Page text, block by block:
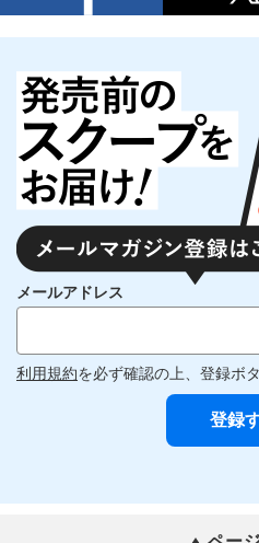
メールアドレス
利用規約を必ず確認の上、登録ボ